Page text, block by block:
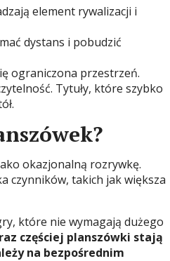
element rywalizacji i
dystans i pobudzić
ograniczona przestrzeń.
Tytuły, które szybko
okazjonalną rozrywkę.
czynników, takich jak większa
które nie wymagają dużego
częściej planszówki stają
na bezpośrednim